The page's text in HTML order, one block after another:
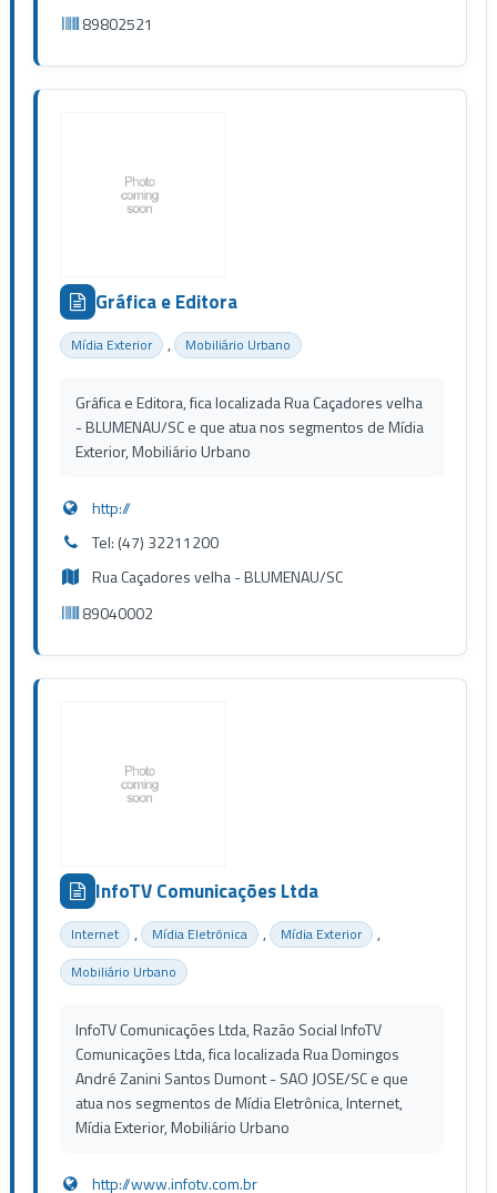
89802521
Gráfica e Editora
Mídia Exterior , Mobiliário Urbano
Gráfica e Editora, fica localizada Rua Caçadores velha
- BLUMENAU/SC e que atua nos segmentos de Mídia
Exterior, Mobiliário Urbano
http://
Tel: (47) 32211200
Rua Caçadores velha - BLUMENAU/SC
89040002
InfoTV Comunicações Ltda
Internet , Mídia Eletrônica , Mídia Exterior ,
Mobiliário Urbano
InfoTV Comunicações Ltda, Razão Social InfoTV
Comunicações Ltda, fica localizada Rua Domingos
André Zanini Santos Dumont - SAO JOSE/SC e que
atua nos segmentos de Mídia Eletrônica, Internet,
Mídia Exterior, Mobiliário Urbano
http://www.infotv.com.br